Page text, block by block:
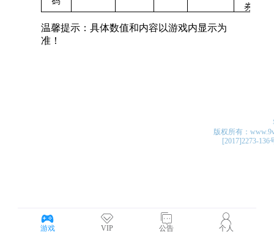
游戏 VIP 公告 个人
版权所有：
[2017]2273-136